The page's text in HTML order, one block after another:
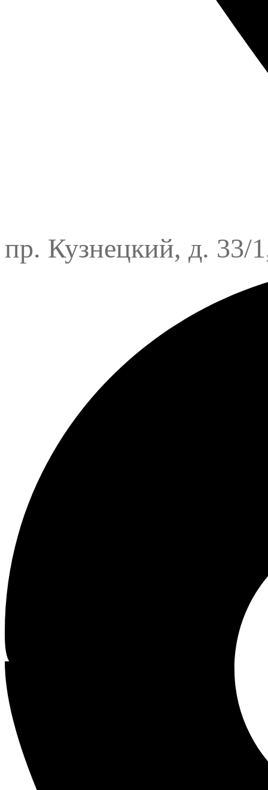
пр. Кузнецкий, д. 33/